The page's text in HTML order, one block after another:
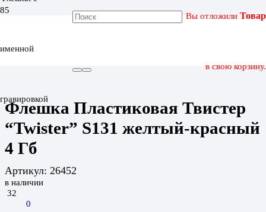
именной
гравировкой
Вы отложили Товар
в свою корзину.
ФЛЕШКА ПЛАСТИКОВАЯ ТВИСТЕР “TWISTER” S131
Флешка Пластиковая Твистер
“Twister” S131 желтый-красный
4 Гб
Артикул: 26452
в наличии
32
0